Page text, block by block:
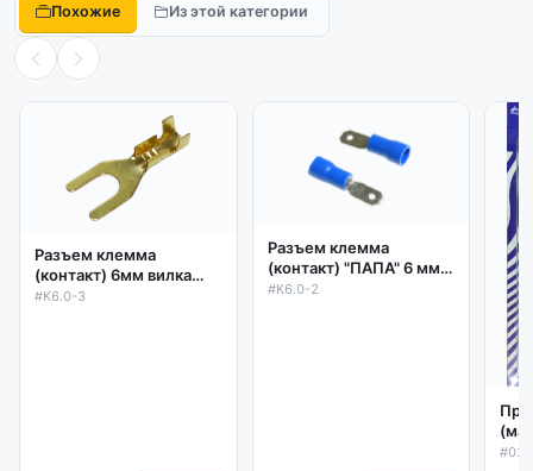
Похожие Из этой категории
Разъем клемма
(контакт) 6мм вилка
латунь под винт
#K6.0-3
Разъем клемма
(контакт) "ПАПА" 6 мм с
частичной изоляцией
#K6.0-2